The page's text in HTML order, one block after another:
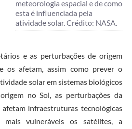
meteorologia espacial e de como
esta é influenciada pela
atividade solar. Crédito: NASA.
e as perturbações de origem
os afetam, assim como prever o
solar em sistemas biológicos
no Sol, as perturbações da
infraestruturas tecnológicas
mais vulneráveis os satélites, a